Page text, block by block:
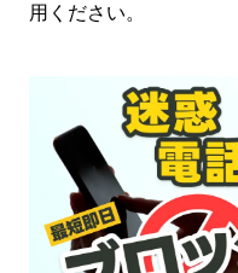
用ください。